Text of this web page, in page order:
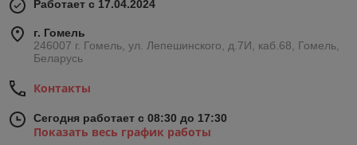
Работает с 17.04.2024
г. Гомель
246007 г. Гомель, ул. Лепешинского, д.7И, каб.68, Гомель,
Беларусь
Контакты
Сегодня работает с 08:30 до 17:30
Показать весь график работы